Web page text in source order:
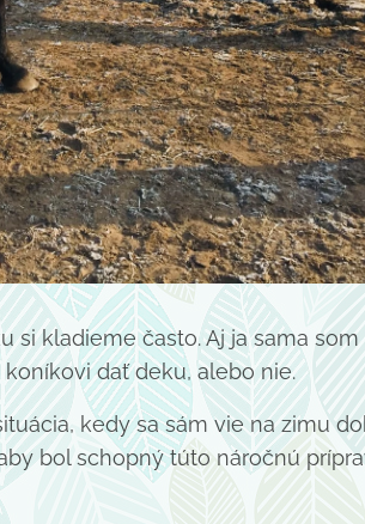
si kladieme často. Aj ja sama
dať deku, alebo nie.
kedy sa sám vie na zimu
bol schopný túto náročnú